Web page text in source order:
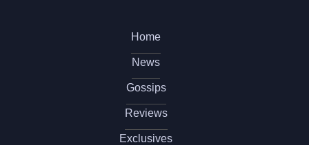
Home
News
Gossips
Reviews
Exclusives